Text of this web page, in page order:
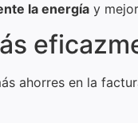
la energía y
ahorres en la